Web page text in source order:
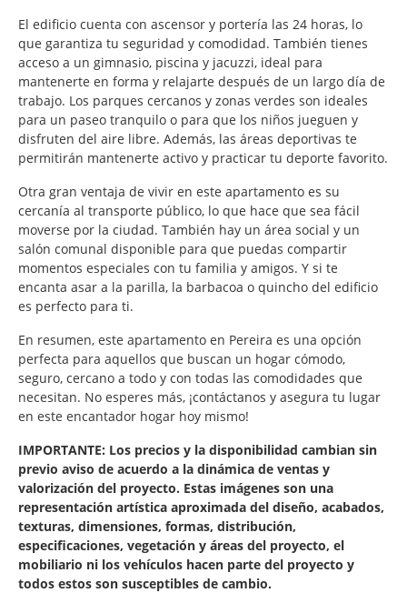
El edificio cuenta con ascensor y portería las 24 horas, lo
que garantiza tu seguridad y comodidad. También tienes
acceso a un gimnasio, piscina y jacuzzi, ideal para
mantenerte en forma y relajarte después de un largo día de
trabajo. Los parques cercanos y zonas verdes son ideales
para un paseo tranquilo o para que los niños jueguen y
disfruten del aire libre. Además, las áreas deportivas te
permitirán mantenerte activo y practicar tu deporte favorito.
Otra gran ventaja de vivir en este apartamento es su
cercanía al transporte público, lo que hace que sea fácil
moverse por la ciudad. También hay un área social y un
salón comunal disponible para que puedas compartir
momentos especiales con tu familia y amigos. Y si te
encanta asar a la parilla, la barbacoa o quincho del edificio
es perfecto para ti.
En resumen, este apartamento en Pereira es una opción
perfecta para aquellos que buscan un hogar cómodo,
seguro, cercano a todo y con todas las comodidades que
necesitan. No esperes más, ¡contáctanos y asegura tu lugar
en este encantador hogar hoy mismo!
IMPORTANTE: Los precios y la disponibilidad cambian sin
previo aviso de acuerdo a la dinámica de ventas y
valorización del proyecto. Estas imágenes son una
representación artística aproximada del diseño, acabados,
texturas, dimensiones, formas, distribución,
especificaciones, vegetación y áreas del proyecto, el
mobiliario ni los vehículos hacen parte del proyecto y
todos estos son susceptibles de cambio.